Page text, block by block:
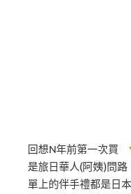
回想N年前第一次買
是旅日華人(阿姨)問
單上的伴手禮都是日